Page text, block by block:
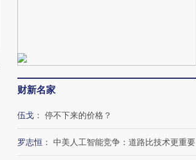
财新名家
伍戈 ： 停不下来的价格？
罗志恒 ： 中美人工智能竞争：道路比技术更重要